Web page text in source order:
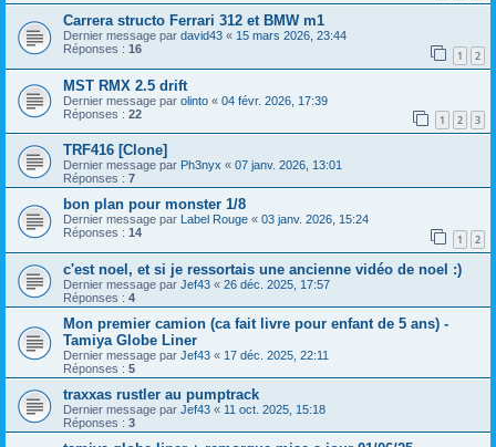
Carrera structo Ferrari 312 et BMW m1
Dernier message par david43 « 15 mars 2026, 23:44
Réponses : 16 1 2
MST RMX 2.5 drift
Dernier message par olinto « 04 févr. 2026, 17:39
Réponses : 22 1 2 3
TRF416 [Clone]
Dernier message par Ph3nyx « 07 janv. 2026, 13:01
Réponses : 7
bon plan pour monster 1/8
Dernier message par Label Rouge « 03 janv. 2026, 15:24
Réponses : 14 1 2
c'est noel, et si je ressortais une ancienne vidéo de noel :)
Dernier message par Jef43 « 26 déc. 2025, 17:57
Réponses : 4
Mon premier camion (ca fait livre pour enfant de 5 ans) -
Tamiya Globe Liner
Dernier message par Jef43 « 17 déc. 2025, 22:11
Réponses : 5
traxxas rustler au pumptrack
Dernier message par Jef43 « 11 oct. 2025, 15:18
Réponses : 3